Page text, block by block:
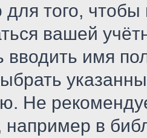
того, чтобы
вашей
вводить имя
Не
например в